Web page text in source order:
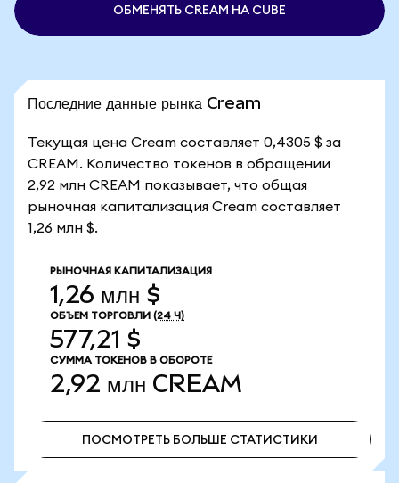
ОБМЕНЯТЬ CREAM НА CUBE
Последние данные рынка Cream
Текущая цена Cream составляет 0,4305 $ за
CREAM. Количество токенов в обращении
2,92 млн CREAM показывает, что общая
рыночная капитализация Cream составляет
1,26 млн $.
РЫНОЧНАЯ КАПИТАЛИЗАЦИЯ
1,26 млн $
ОБЪЕМ ТОРГОВЛИ (24 Ч)
577,21 $
СУММА ТОКЕНОВ В ОБОРОТЕ
2,92 млн CREAM
ПОСМОТРЕТЬ БОЛЬШЕ СТАТИСТИКИ